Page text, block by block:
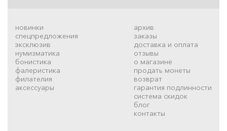
новинки
спецпредложения
эксклюзив
нумизматика
бонистика
фалеристика
филателия
аксессуары
архив
заказы
доставка и оплата
отзывы
о магазине
продать монеты
возврат
гарантия подлинности
система скидок
блог
контакты